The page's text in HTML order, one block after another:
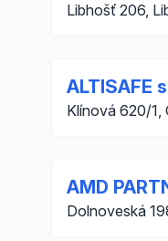
Libhošť 206,
ALTISAFE
Klínová 620/1,
AMD
Dolnoveská